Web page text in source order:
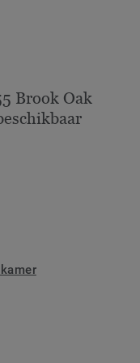
Brook Oak